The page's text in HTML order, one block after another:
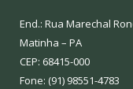
End.: Rua Marechal
Matinha – PA
CEP: 68415-000
Fone: (91) 98551-4783